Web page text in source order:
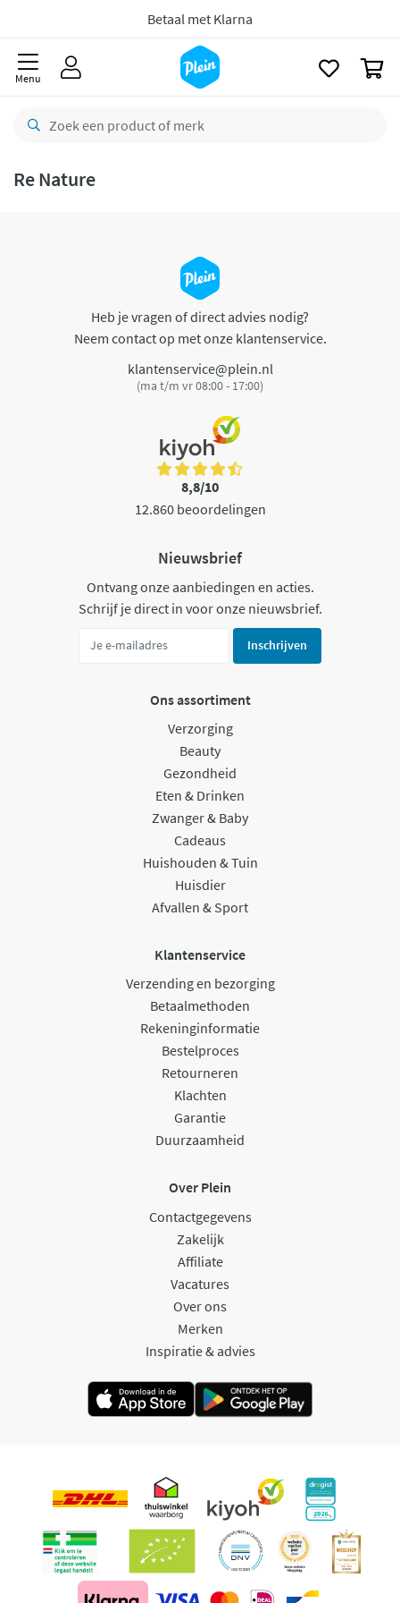
Betaal met Klarna
Menu
Re Nature
Heb je vragen of direct advies nodig?
Neem contact op met onze klantenservice.
klantenservice@plein.nl
(ma t/m vr 08:00 - 17:00)
8,8/10
12.860 beoordelingen
Nieuwsbrief
Ontvang onze aanbiedingen en acties.
Schrijf je direct in voor onze nieuwsbrief.
Inschrijven
Ons assortiment
Verzorging
Beauty
Gezondheid
Eten & Drinken
Zwanger & Baby
Cadeaus
Huishouden & Tuin
Huisdier
Afvallen & Sport
Klantenservice
Verzending en bezorging
Betaalmethoden
Rekeninginformatie
Bestelproces
Retourneren
Klachten
Garantie
Duurzaamheid
Over Plein
Contactgegevens
Zakelijk
Affiliate
Vacatures
Over ons
Merken
Inspiratie & advies